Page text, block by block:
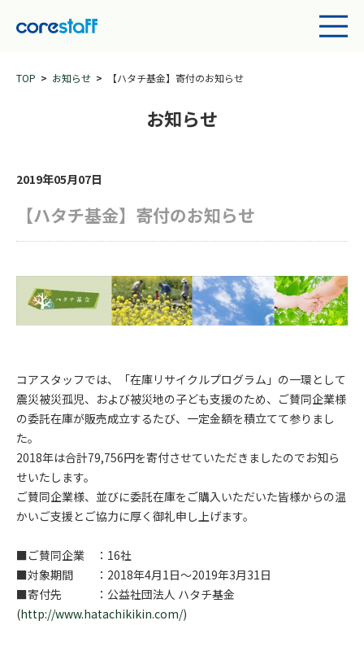
TOP お知らせ 【ハタチ基金】寄付のお知らせ
お知らせ
2019年05月07日
【ハタチ基金】寄付のお知らせ
コアスタッフでは、「在庫リサイクルプログラム」の一環として
震災被災孤児、および被災地の子ども支援のため、ご賛同企業様
の委託在庫が販売成立するたび、一定金額を積立てて参りまし
た。
2018年は合計79,756円を寄付させていただきましたのでお知ら
せいたします。
ご賛同企業様、並びに委託在庫をご購入いただいた皆様からの温
かいご支援とご協力に厚く御礼申し上げます。
■ご賛同企業 ：16社
■対象期間 ：2018年4月1日～2019年3月31日
■寄付先 ：公益社団法人 ハタチ基金
(http://www.hatachikikin.com/)